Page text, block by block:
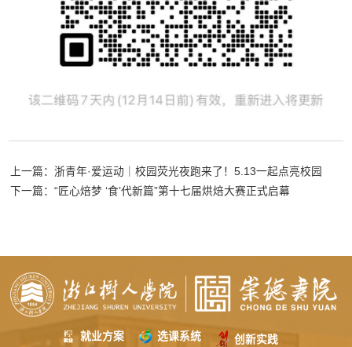
上一篇：浙青年·爱运动｜校园荧光夜跑来了！5.13一起点亮校园
下一篇：“匠心焙梦 ‘食’代新篇”第十七届烘焙大赛正式启幕
就业方案 选课系统 创新实践